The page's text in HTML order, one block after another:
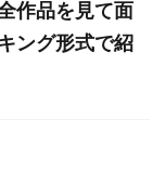
作品を見て面
ング形式で紹